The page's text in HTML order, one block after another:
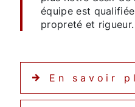
équipe est
propreté et rigueur.
En savoir